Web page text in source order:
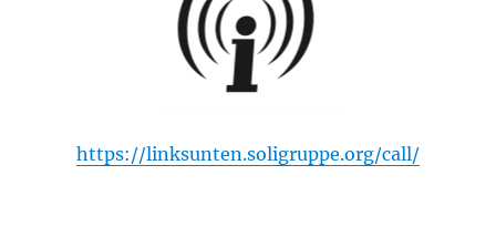
https://linksunten.soligruppe.org/call/